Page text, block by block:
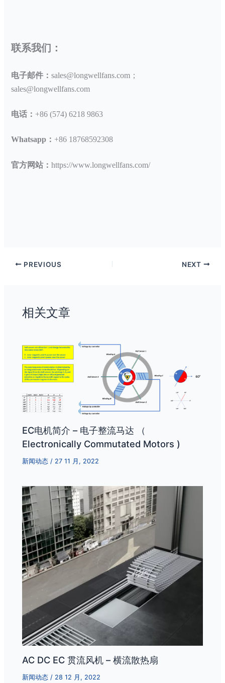
联系我们：
电子邮件：sales@longwellfans.com；
sales@longwellfans.com
电话： +86 (574) 6218 9863
Whatsapp： +86 18768592308
官方网站：https://www.longwellfans.com/
PREVIOUS NEXT
相关文章
EC电机简介 – 电子整流马达 （
Electronically Commutated Motors )
新闻动态 / 27 11 月, 2022
AC DC EC 贯流风机 – 横流散热扇
新闻动态 / 28 12 月, 2022